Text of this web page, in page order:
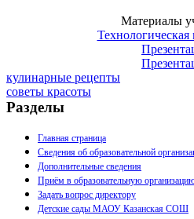
Материалы
Технологическая
кулинарные рецепты
советы красоты
Разделы
Главная страница
Сведения об образовательной
Дополнительные сведения
Приём в образовательную
Задать вопрос директору
Детские сады МАОУ Казанская СОШ